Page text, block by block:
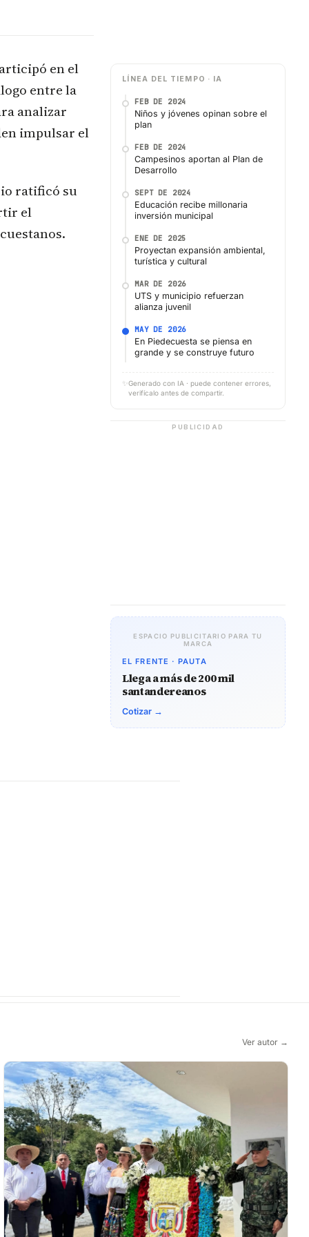
en el
entre la
analizar
impulsar el
ratificó su
el
LÍNEA DEL TIEMPO · IA
FEB DE 2024
Niños y jóvenes opinan sobre el
plan
FEB DE 2024
Campesinos aportan al Plan de
Desarrollo
SEPT DE 2024
Educación recibe millonaria
inversión municipal
ENE DE 2025
Proyectan expansión ambiental,
turística y cultural
MAR DE 2026
UTS y municipio refuerzan
alianza juvenil
MAY DE 2026
En Piedecuesta se piensa en
grande y se construye futuro
✨ Generado con IA · puede contener errores,
verifícalo antes de compartir.
PUBLICIDAD
ESPACIO PUBLICITARIO PARA TU
MARCA
EL FRENTE · PAUTA
Llega a más de 200 mil
santandereanos
Cotizar →
Ver autor →